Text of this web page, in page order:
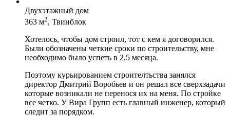
Двухэтажный дом
363 м2, Твинблок
Хотелось, чтобы дом строил, тот с кем я договорился.
Были обозначены четкие сроки по строительству, мне
необходимо было успеть в 2,5 месяца.
Поэтому курьированием строителтьства занялся
директор Дмитрий Воробьев и он решал все сверхзадачи
которые возникали не перенося их на меня. По стройке
все четко. У Вира Групп есть главный инженер, который
следит за порядком.